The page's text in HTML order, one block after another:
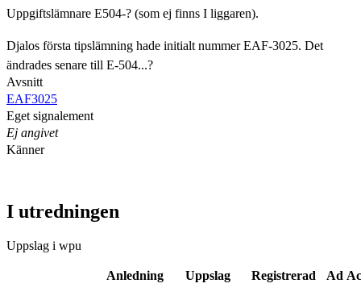
Uppgiftslämnare E504-? (som ej finns I liggaren).
Djalos första tipslämning hade initialt nummer EAF-3025. Det
ändrades senare till E-504...?
Avsnitt
EAF3025
Eget signalement
Ej angivet
Känner
I utredningen
Uppslag i wpu
Anledning Uppslag Registrerad Ad